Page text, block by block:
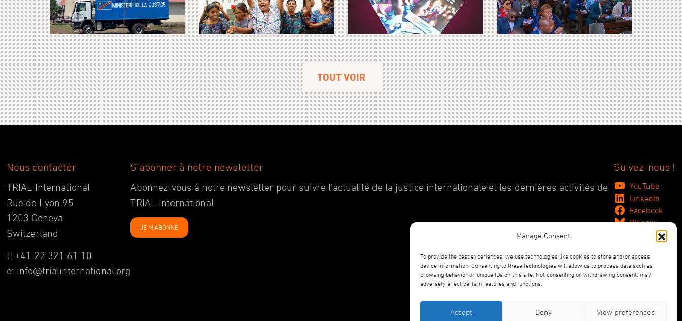
Manage Consent
To provide the best experiences, we use technologies like cookies to store and/or access
device information. Consenting to these technologies will allow us to process data such as
browsing behavior or unique IDs on this site. Not consenting or withdrawing consent, may
adversely affect certain features and functions.
Accept Deny View preferences
TOUT VOIR
Nous contacter
TRIAL International
Rue de Lyon 95
1203 Geneva
Switzerland
t: +41 22 321 61 10
e: info@trialinternational.org
S'abonner à notre newsletter
Abonnez-vous à notre newsletter pour suivre l’actualité de la justice internationale et les dernières activités de
TRIAL International.
JE M'ABONNE
Suivez-nous !
YouTube
LinkedIn
Facebook
Bluesky